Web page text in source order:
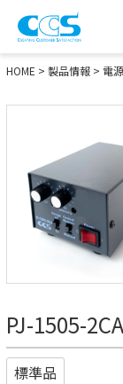
画像処理用の製品検索
HOME > 製品情報 > 電源
PJ-1505-2CA
標準品